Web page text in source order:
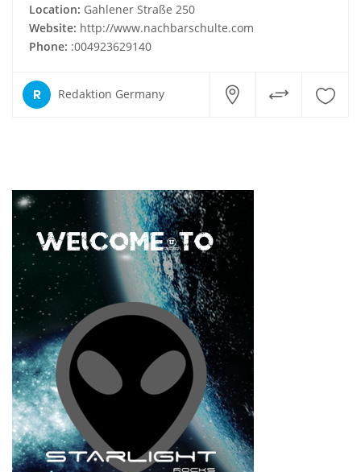
Location: Gahlener Straße 250
Website: http://www.nachbarschulte.com
Phone: :004923629140
R Redaktion Germany